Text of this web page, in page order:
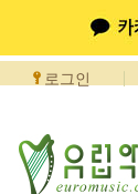
로그인